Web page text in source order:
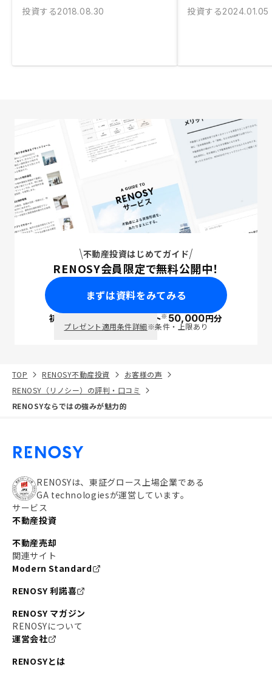
投資する2018.08.30
投資する2024.01.05
不動産投資はじめてガイド
RENOSY会員限定で無料公開中！
まずは資料をみてみる
初回面談で ポイント※50,000円分
プレゼント適用条件詳細※条件・上限あり
TOP RENOSY不動産投資
お客様の声
RENOSY（リノシー）の評判・口コミ
RENOSYならではの強みが魅力的
RENOSYは、東証グロース上場企業である
GA technologiesが運営しています。
サービス
不動産投資
不動産売却
関連サイト
Modern Standard
RENOSY 利諾喜
RENOSY マガジン
RENOSYについて
運営会社
RENOSYとは